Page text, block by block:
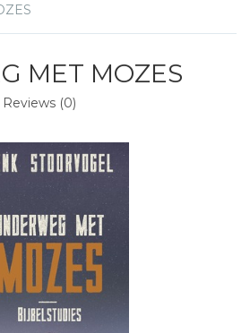
MET MOZES
Reviews (0)